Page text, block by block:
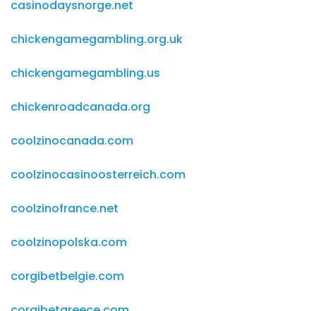
casinodaysnorge.net
chickengamegambling.org.uk
chickengamegambling.us
chickenroadcanada.org
coolzinocanada.com
coolzinocasinoosterreich.com
coolzinofrance.net
coolzinopolska.com
corgibetbelgie.com